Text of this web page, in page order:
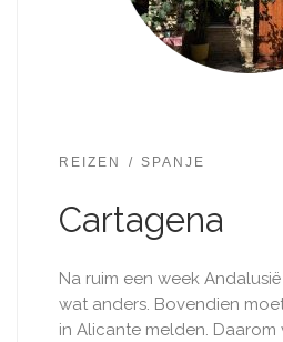
REIZEN SPANJE
Cartagena
Na ruim een week
wat anders. Bovendien
in Alicante melden. Daarom